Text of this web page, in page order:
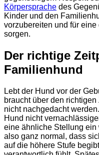
Körpersprache des
Kinder und den
vorzubereiten und für
sorgen.
Der richtige
Familienhund
Lebt der Hund vor der
braucht über den
nicht nachgedacht
Hund nicht
eine ähnliche Stellung
also ganz normal, dass
auf die höhere Stufe